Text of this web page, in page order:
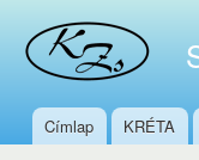
Főmenü
Címlap KRÉTA